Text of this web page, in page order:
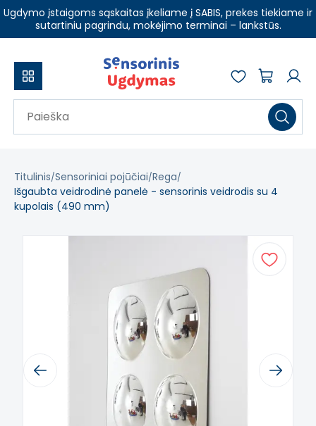
Ugdymo įstaigoms sąskaitas įkeliame į SABIS, prekes tiekiame ir
sutartiniu pagrindu, mokėjimo terminai – lankstūs.
Titulinis Sensoriniai pojūčiai Rega
Išgaubta veidrodinė panelė - sensorinis veidrodis su 4
kupolais (490 mm)
Previous Next